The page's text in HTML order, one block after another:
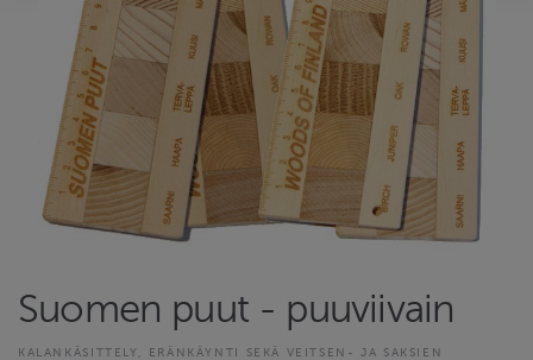
Suomen puut - puuviivain
KALANKÄSITTELY, ERÄNKÄYNTI SEKÄ VEITSEN- JA SAKSIEN